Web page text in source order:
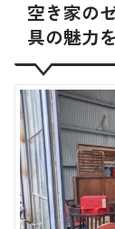
空き家の
具の魅力